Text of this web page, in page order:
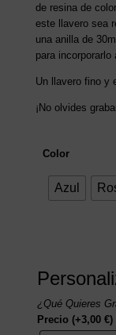
de resina de
este llavero sea
una anilla de
para incorporarlo
Un llavero fino y
¡No olvides
Color
Azul
¿Qué Quieres
Precio (+3,00 €)